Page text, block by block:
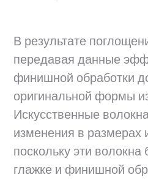
В результате
передавая данные
финишной обработки
оригинальной формы
Искусственные
изменения в
поскольку эти
глажке и финишной